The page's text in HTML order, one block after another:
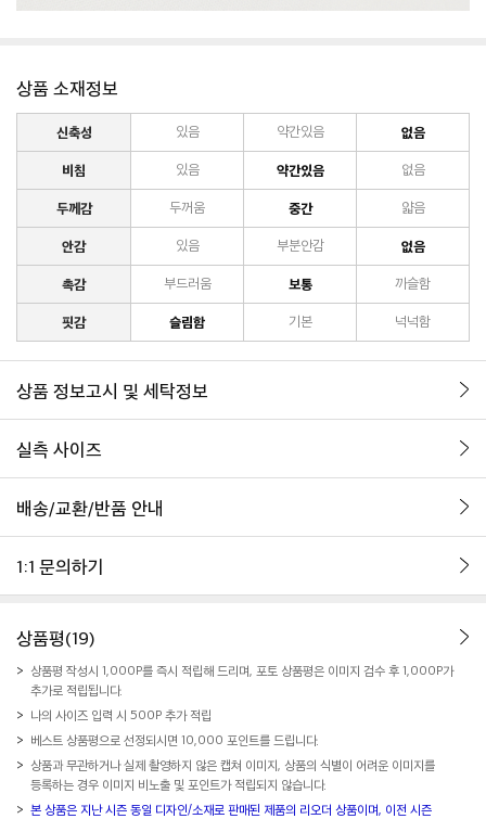
상품 소재정보
신축성 있음 약간있음 없음
비침 있음 약간있음 없음
두께감 두꺼움 중간 얇음
안감 있음 부분안감 없음
촉감 부드러움 보통 까슬함
핏감 슬림함 기본 넉넉함
상품 정보고시 및 세탁정보
실측 사이즈
배송/교환/반품 안내
1:1 문의하기
상품평(19)
상품평 작성시 1,000P를 즉시 적립해 드리며, 포토 상품평은 이미지 검수 후 1,000P가
추가로 적립됩니다.
나의 사이즈 입력 시 500P 추가 적립
베스트 상품평으로 선정되시면 10,000 포인트를 드립니다.
상품과 무관하거나 실제 촬영하지 않은 캡쳐 이미지, 상품의 식별이 어려운 이미지를
등록하는 경우 이미지 비노출 및 포인트가 적립되지 않습니다.
본 상품은 지난 시즌 동일 디자인/소재로 판매된 제품의 리오더 상품이며, 이전 시즌